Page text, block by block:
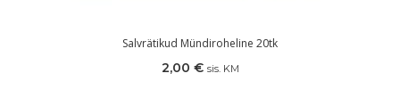
Salvrätikud Mündiroheline 20tk
2,00 € sis. KM